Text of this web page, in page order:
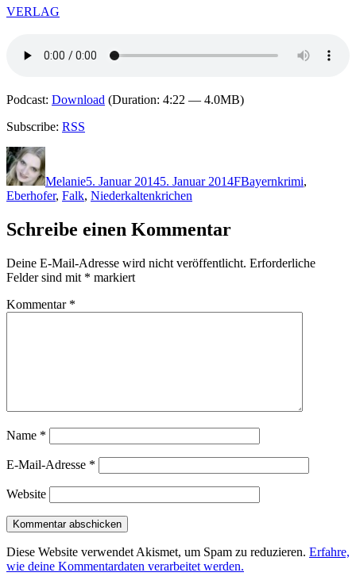
VERLAG
Podcast: Download (Duration: 4:22 — 4.0MB)
Subscribe: RSS
Autor
Melanie5. Januar 20145. Januar 2014FBayernkrimi,
Eberhofer, Falk, Niederkaltenkrichen
Schreibe einen Kommentar
Deine E-Mail-Adresse wird nicht veröffentlicht. Erforderliche
Felder sind mit * markiert
Kommentar *
Name *
E-Mail-Adresse *
Website
Diese Website verwendet Akismet, um Spam zu reduzieren. Erfahre,
wie deine Kommentardaten verarbeitet werden.